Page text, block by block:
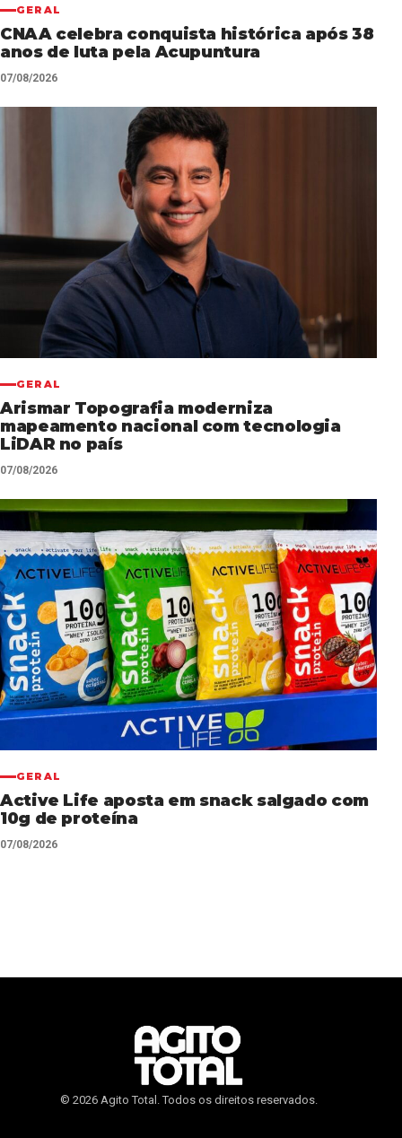
GERAL
CNAA celebra conquista histórica após 38
anos de luta pela Acupuntura
07/08/2026
GERAL
Arismar Topografia moderniza
mapeamento nacional com tecnologia
LiDAR no país
07/08/2026
GERAL
Active Life aposta em snack salgado com
10g de proteína
07/08/2026
© 2026 Agito Total. Todos os direitos reservados.